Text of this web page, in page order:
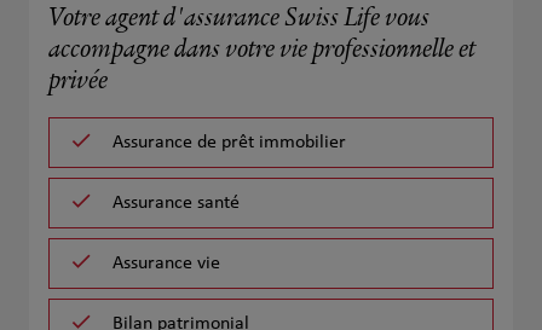
Votre agent d'assurance Swiss Life vous
accompagne dans votre vie professionnelle et
privée
Assurance de prêt immobilier
Assurance santé
Assurance vie
Bilan patrimonial